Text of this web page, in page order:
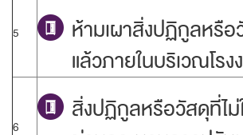
5
ห้ามเผาสิ่งปฏิกูลหรือ
แล้วภายในบริเวณโรง
6
สิ่งปฏิกูลหรือวัสดุที่ไม่